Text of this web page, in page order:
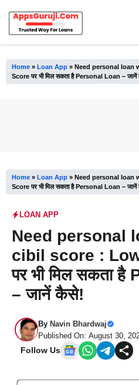
content
Home » Loan App » Need personal loan
Score पर भी मिल सकता है Personal Loan –
Home » Loan App » Need personal loan
Score पर भी मिल सकता है Personal Loan –
LOAN APP
Need personal
cibil score :
पर भी मिल सकता
– जानें कैसे!
By Navin Bhardwaj
Published On: August 30,
Follow Us